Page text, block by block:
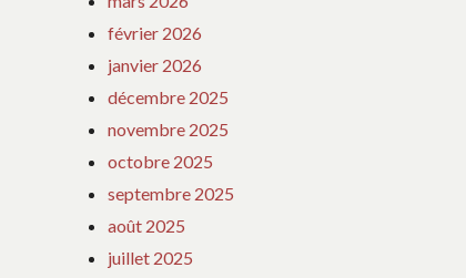
février 2026
janvier 2026
décembre 2025
novembre 2025
octobre 2025
septembre 2025
août 2025
juillet 2025